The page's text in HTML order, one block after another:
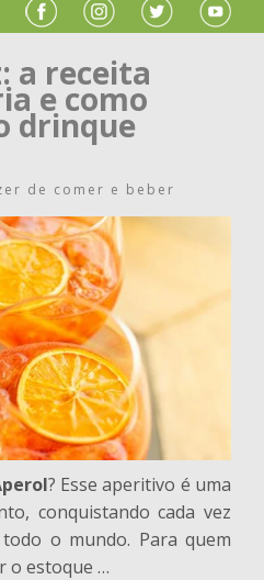
a receita
e como
drinque
de comer e beber
? Esse aperitivo é uma
conquistando cada vez
o mundo. Para quem
o estoque …